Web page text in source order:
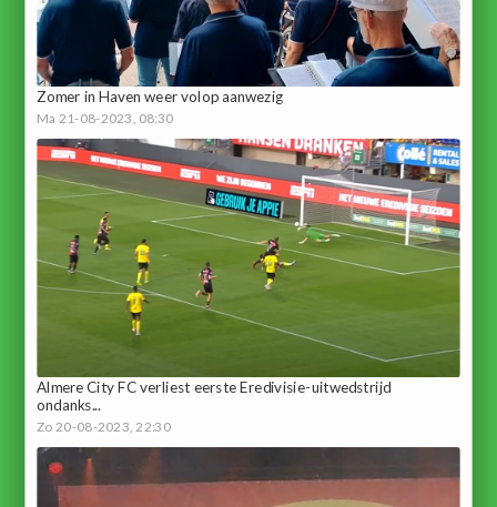
Zomer in Haven weer volop aanwezig
Ma 21-08-2023, 08:30
Almere City FC verliest eerste Eredivisie-uitwedstrijd
ondanks...
Zo 20-08-2023, 22:30